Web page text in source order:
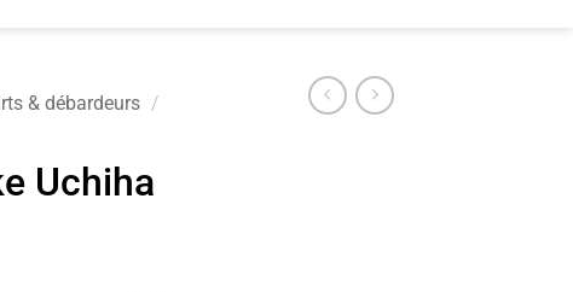
& débardeurs /
Uchiha